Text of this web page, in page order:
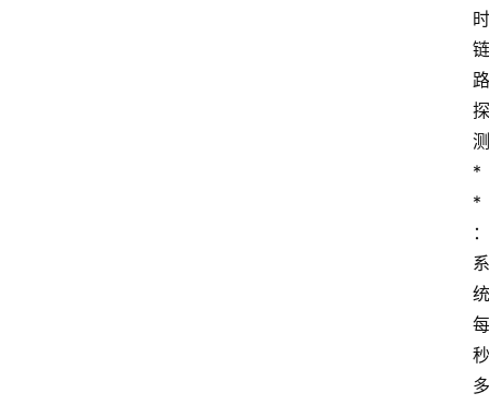
时
链
路
探
测
*
*
：
系
统
每
秒
多